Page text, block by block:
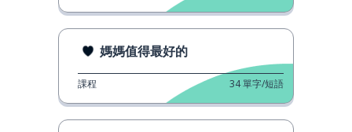
媽媽值得最好的
課程 34單字/短語